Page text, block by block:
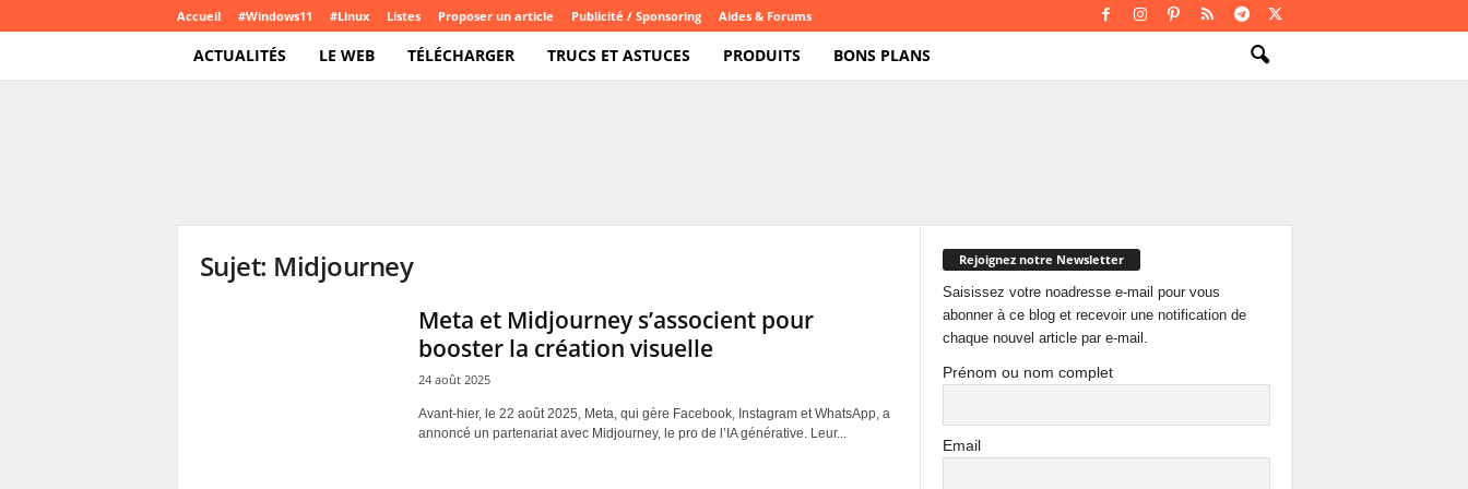
Accueil #Windows11 #Linux Listes Proposer un article Publicité / Sponsoring Aides & Forums
ACTUALITÉS LE WEB TÉLÉCHARGER TRUCS ET ASTUCES PRODUITS BONS PLANS
Sujet: Midjourney
Meta et Midjourney s’associent pour
booster la création visuelle
24 août 2025
Avant-hier, le 22 août 2025, Meta, qui gère Facebook, Instagram et WhatsApp, a
annoncé un partenariat avec Midjourney, le pro de l’IA générative. Leur...
Rejoignez notre Newsletter
Saisissez votre noadresse e-mail pour vous
abonner à ce blog et recevoir une notification de
chaque nouvel article par e-mail.
Prénom ou nom complet
Email